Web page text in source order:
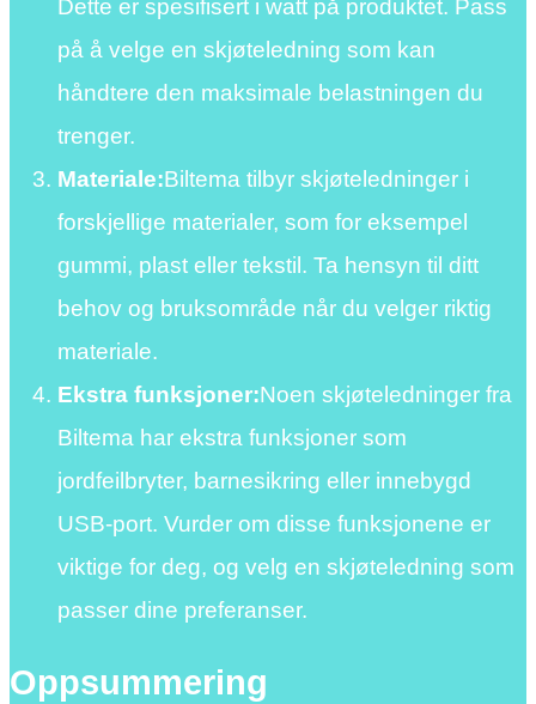
Dette er spesifisert i watt på produktet. Pass
på å velge en skjøteledning som kan
håndtere den maksimale belastningen du
trenger.
Materiale:Biltema tilbyr skjøteledninger i
forskjellige materialer, som for eksempel
gummi, plast eller tekstil. Ta hensyn til ditt
behov og bruksområde når du velger riktig
materiale.
Ekstra funksjoner:Noen skjøteledninger fra
Biltema har ekstra funksjoner som
jordfeilbryter, barnesikring eller innebygd
USB-port. Vurder om disse funksjonene er
viktige for deg, og velg en skjøteledning som
passer dine preferanser.
Oppsummering